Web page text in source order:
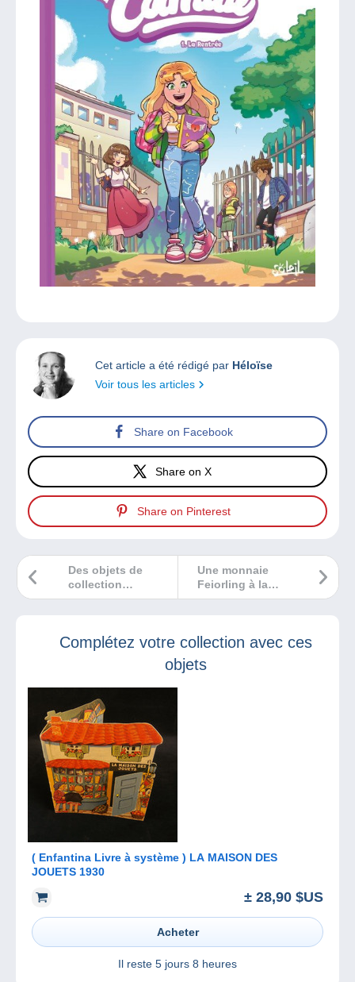
Cet article a été rédigé par Héloïse
Voir tous les articles
Share on Facebook
Share on X
Share on Pinterest
Une monnaie
Feiorling à la
bécasse ?!
Des objets de
collection
encombrent votre
commission sur
gagnez du budget
pour ce que vous
aimez !
Complétez votre collection avec ces
objets
( Enfantina Livre à système ) LA MAISON DES
JOUETS 1930
± 28,90 $US
Acheter
Il reste 5 jours 8 heures